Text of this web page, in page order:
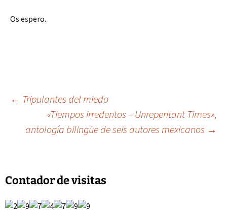
Os espero.
Navegación
de
entradas
← Tripulantes del miedo
«Tiempos irredentos – Unrepentant Times»,
antología bilingüe de seis autores mexicanos →
Contador de visitas